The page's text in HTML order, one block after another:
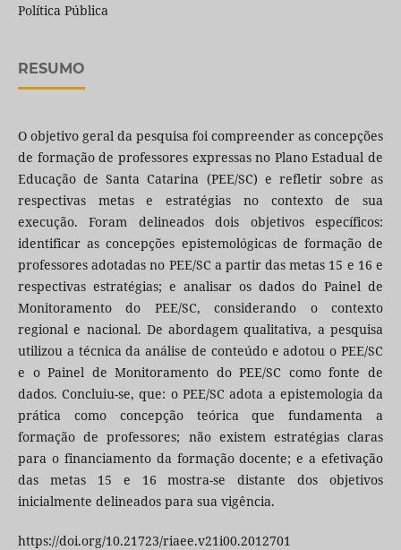
Política Pública
RESUMO
O objetivo geral da pesquisa foi compreender as concepções
de formação de professores expressas no Plano Estadual de
Educação de Santa Catarina (PEE/SC) e refletir sobre as
respectivas metas e estratégias no contexto de sua
execução. Foram delineados dois objetivos específicos:
identificar as concepções epistemológicas de formação de
professores adotadas no PEE/SC a partir das metas 15 e 16 e
respectivas estratégias; e analisar os dados do Painel de
Monitoramento do PEE/SC, considerando o contexto
regional e nacional. De abordagem qualitativa, a pesquisa
utilizou a técnica da análise de conteúdo e adotou o PEE/SC
e o Painel de Monitoramento do PEE/SC como fonte de
dados. Concluiu-se, que: o PEE/SC adota a epistemologia da
prática como concepção teórica que fundamenta a
formação de professores; não existem estratégias claras
para o financiamento da formação docente; e a efetivação
das metas 15 e 16 mostra-se distante dos objetivos
inicialmente delineados para sua vigência.
https://doi.org/10.21723/riaee.v21i00.2012701